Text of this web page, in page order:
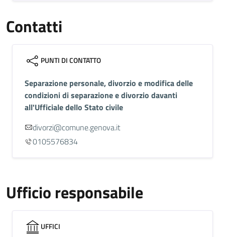
Contatti
PUNTI DI CONTATTO
Separazione personale, divorzio e modifica delle
condizioni di separazione e divorzio davanti
all'Ufficiale dello Stato civile
divorzi@comune.genova.it
0105576834
Ufficio responsabile
UFFICI